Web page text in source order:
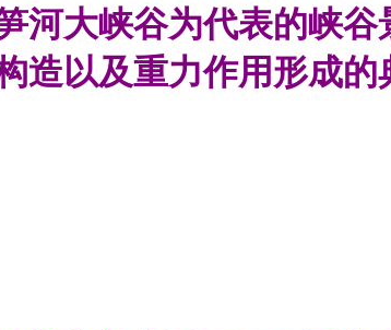
河大峡谷为代表的峡
造以及重力作用形成的